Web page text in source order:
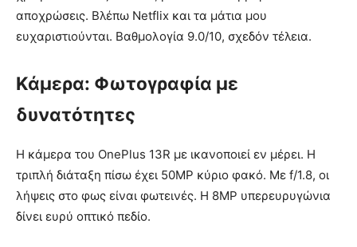
αποχρώσεις. Βλέπω Netflix και τα μάτια μου
ευχαριστιούνται. Βαθμολογία 9.0/10, σχεδόν τέλεια.
Κάμερα: Φωτογραφία με
δυνατότητες
Η κάμερα του OnePlus 13R με ικανοποιεί εν μέρει. Η
τριπλή διάταξη πίσω έχει 50MP κύριο φακό. Με f/1.8, οι
λήψεις στο φως είναι φωτεινές. Η 8MP υπερευρυγώνια
δίνει ευρύ οπτικό πεδίο.